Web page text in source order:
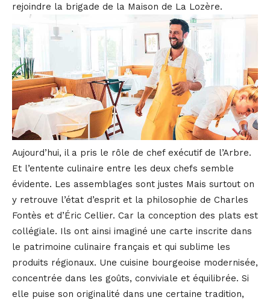
rejoindre la brigade de la Maison de La Lozère.
Aujourd’hui, il a pris le rôle de chef exécutif de l’Arbre.
Et l’entente culinaire entre les deux chefs semble
évidente. Les assemblages sont justes Mais surtout on
y retrouve l’état d’esprit et la philosophie de Charles
Fontès et d’Éric Cellier. Car la conception des plats est
collégiale. Ils ont ainsi imaginé une carte inscrite dans
le patrimoine culinaire français et qui sublime les
produits régionaux. Une cuisine bourgeoise modernisée,
concentrée dans les goûts, conviviale et équilibrée. Si
elle puise son originalité dans une certaine tradition,